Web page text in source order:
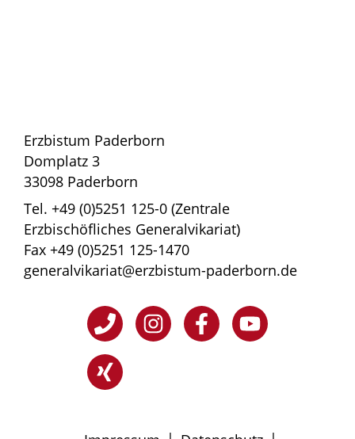
Erzbistum Paderborn
Domplatz 3
33098 Paderborn
Tel. +49 (0)5251 125-0 (Zentrale
Erzbischöfliches Generalvikariat)
Fax +49 (0)5251 125-1470
generalvikariat@erzbistum-paderborn.de